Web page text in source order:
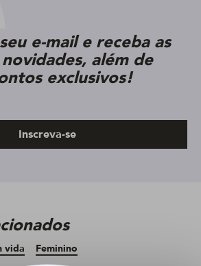
e-mail e receba as
além de
exclusivos!
Inscreva-se
vida Feminino